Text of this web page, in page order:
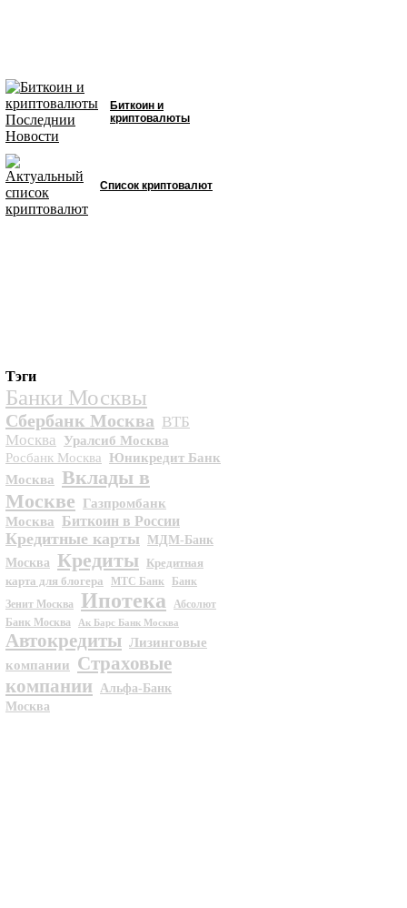
Биткоин и
криптовалюты
Список криптовалют
Тэги
Банки Москвы
Сбербанк Москва ВТБ
Москва
Уралсиб Москва
Росбанк Москва
Юникредит Банк
Москва Вклады в
Москве
Газпромбанк
Москва
Биткоин в России
Кредитные карты
МДМ-Банк
Москва Кредиты Кредитная
карта для блогера
МТС Банк
Банк
Зенит Москва Ипотека
Абсолют
Банк Москва
Ак Барс Банк Москва
Автокредиты Лизинговые
компании
Страховые
компании Альфа-Банк
Москва